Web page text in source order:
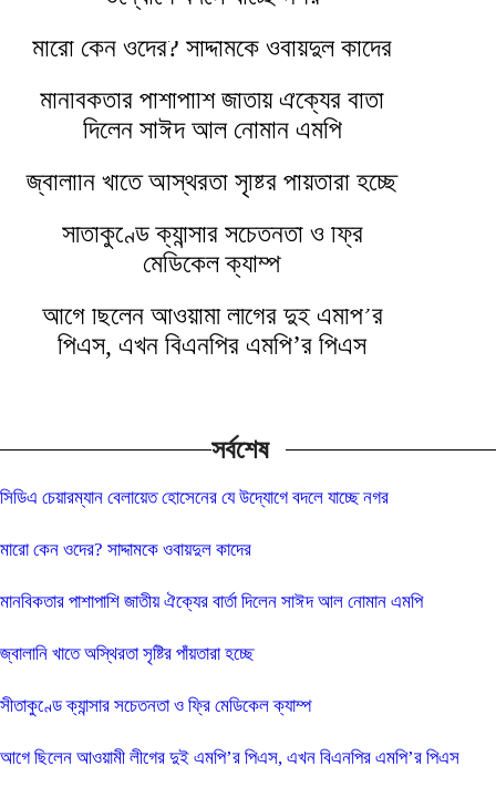
মারো কেন ওদের? সাদ্দামকে ওবায়দুল কাদের
মানবিকতার পাশাপাশি জাতীয় ঐক্যের বার্তা
দিলেন সাঈদ আল নোমান এমপি
জ্বালানি খাতে অস্থিরতা সৃষ্টির পাঁয়তারা হচ্ছে
সীতাকুণ্ডে ক্যান্সার সচেতনতা ও ফ্রি
মেডিকেল ক্যাম্প
আগে ছিলেন আওয়ামী লীগের দুই এমপি’র
পিএস, এখন বিএনপির এমপি’র পিএস
সর্বশেষ
সিডিএ চেয়ারম্যান বেলায়েত হোসেনের যে উদ্যোগে বদলে যাচ্ছে নগর
মারো কেন ওদের? সাদ্দামকে ওবায়দুল কাদের
মানবিকতার পাশাপাশি জাতীয় ঐক্যের বার্তা দিলেন সাঈদ আল নোমান এমপি
জ্বালানি খাতে অস্থিরতা সৃষ্টির পাঁয়তারা হচ্ছে
সীতাকুণ্ডে ক্যান্সার সচেতনতা ও ফ্রি মেডিকেল ক্যাম্প
আগে ছিলেন আওয়ামী লীগের দুই এমপি’র পিএস, এখন বিএনপির এমপি’র পিএস